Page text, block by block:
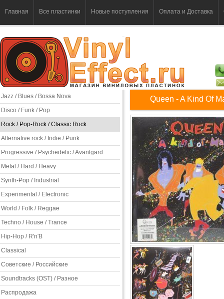
Главная Все пластинки Новые поступления Оплата и Доставка
Jazz / Blues / Bossa Nova
Disco / Funk / Pop
Rock / Pop-Rock / Classic Rock
Alternative rock / Indie / Punk
Progressive / Psychedelic / Avantgard
Metal / Hard / Heavy
Synth-Pop / Industrial
Experimental / Electronic
World / Folk / Reggae
Techno / House / Trance
Hip-Hop / R'n'B
Classical
Советские / Российские
Soundtracks (OST) / Разное
Распродажа
Queen - A Kind Of